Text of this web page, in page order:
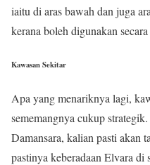
iaitu di aras bawah dan juga
kerana boleh digunakan
Kawasan Sekitar
Apa yang menariknya lagi,
sememangnya cukup
Damansara, kalian pasti akan
pastinya keberadaan Elvara di